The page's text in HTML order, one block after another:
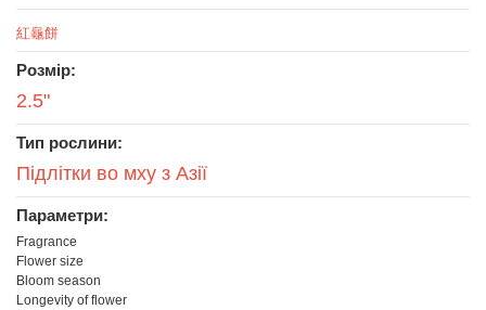
紅龜餅
Розмір:
2.5"
Тип рослини:
Підлітки во мху з Азії
Параметри:
Fragrance
Flower size
Bloom season
Longevity of flower